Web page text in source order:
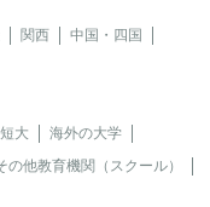
関西
中国・四国
大
海外の大学
の他教育機関（スクール）